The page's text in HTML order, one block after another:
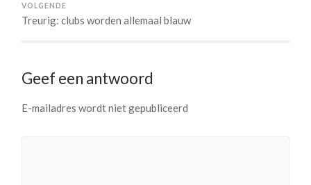
VOLGENDE
Treurig: clubs worden allemaal blauw
Geef een antwoord
E-mailadres wordt niet gepubliceerd